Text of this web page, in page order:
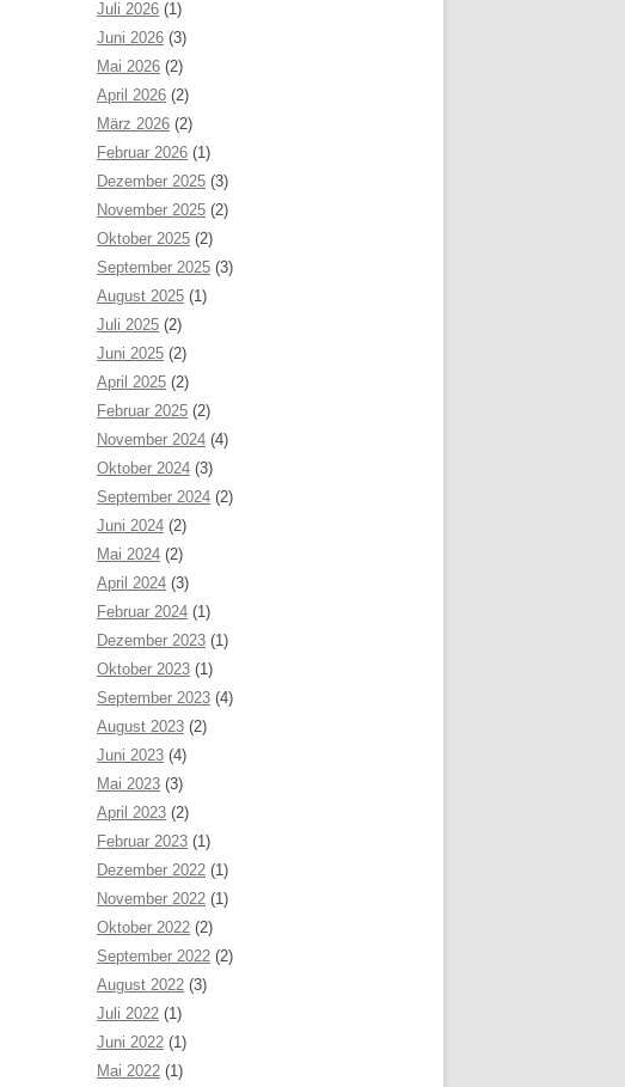
Juli 2026 (1)
Juni 2026 (3)
Mai 2026 (2)
April 2026 (2)
März 2026 (2)
Februar 2026 (1)
Dezember 2025 (3)
November 2025 (2)
Oktober 2025 (2)
September 2025 (3)
August 2025 (1)
Juli 2025 (2)
Juni 2025 (2)
April 2025 (2)
Februar 2025 (2)
November 2024 (4)
Oktober 2024 (3)
September 2024 (2)
Juni 2024 (2)
Mai 2024 (2)
April 2024 (3)
Februar 2024 (1)
Dezember 2023 (1)
Oktober 2023 (1)
September 2023 (4)
August 2023 (2)
Juni 2023 (4)
Mai 2023 (3)
April 2023 (2)
Februar 2023 (1)
Dezember 2022 (1)
November 2022 (1)
Oktober 2022 (2)
September 2022 (2)
August 2022 (3)
Juli 2022 (1)
Juni 2022 (1)
Mai 2022 (1)